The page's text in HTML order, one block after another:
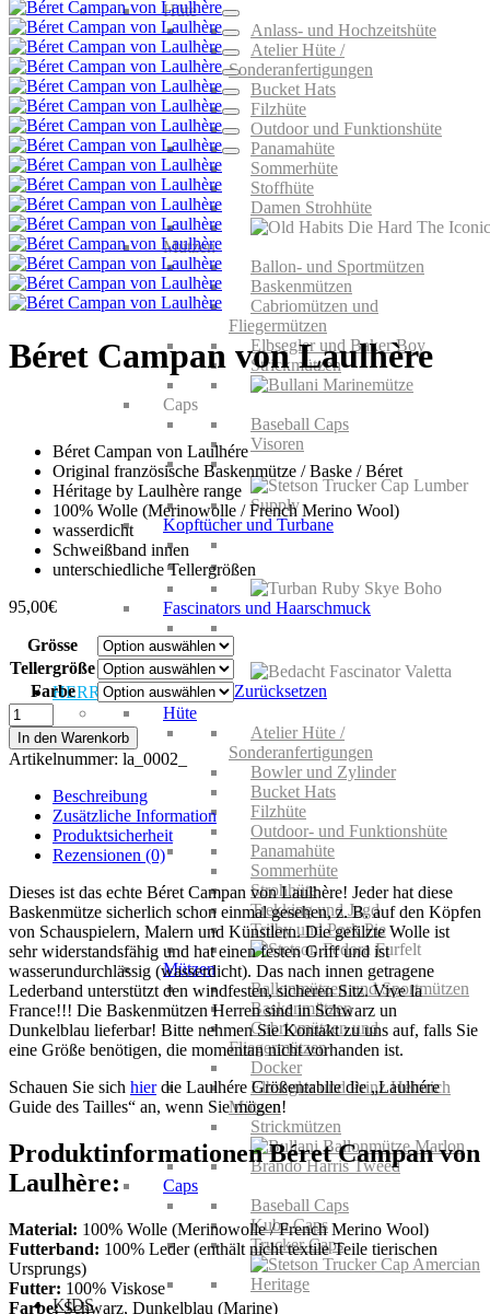
Hüte
Anlass- und Hochzeitshüte
Atelier Hüte /
Sonderanfertigungen
Bucket Hats
Filzhüte
Outdoor und Funktionshüte
Panamahüte
Sommerhüte
Stoffhüte
Damen Strohhüte
Mützen
Ballon- und Sportmützen
Baskenmützen
Cabriomützen und
Fliegermützen
Elbsegler und Baker Boy
Strickmützen
Caps
Baseball Caps
Visoren
Kopftücher und Turbane
Fascinators und Haarschmuck
HERREN
Hüte
Atelier Hüte /
Sonderanfertigungen
Bowler und Zylinder
Bucket Hats
Filzhüte
Outdoor- und Funktionshüte
Panamahüte
Sommerhüte
Strohhüte
Trekking und Jagd
Trilby und Pork Pie
Mützen
Ballonmützen und Sportmützen
Baskenmützen
Cabriomützen und
Fliegermützen
Docker
Elbsegler und Prinz Heinrich
Mützen
Strickmützen
Caps
Baseball Caps
Kuba Caps
Trucker Caps
KIDS
Béret Campan von Laulhère
Béret Campan von Laulhére
Original französische Baskenmütze / Baske / Béret
Héritage by Laulhère range
100% Wolle (Merinowolle / French Merino Wool)
wasserdicht
Schweißband innen
unterschiedliche Tellergrößen
95,00€
Grösse
Tellergröße
Farbe
Zurücksetzen
Béret
Campan
von
Laulhère
Menge
In den Warenkorb
Artikelnummer: la_0002_
Beschreibung
Zusätzliche Information
Produktsicherheit
Rezensionen (0)
Dieses ist das echte Béret Campan von Laulhère! Jeder hat diese
Baskenmütze sicherlich schon einmal gesehen, z. B. auf den Köpfen
von Schauspielern, Malern und Künstlern. Die gefilzte Wolle ist
sehr widerstandsfähig und hat einen festen Griff und ist
wasserundurchlässig (wasserdicht). Das nach innen getragene
Lederband unterstützt den windfesten, sicheren Sitz. Vive la
France!!! Die Baskenmützen Herren sind in Schwarz un
Dunkelblau lieferbar! Bitte nehmen Sie Kontakt zu uns auf, falls Sie
eine Größe benötigen, die momentan nicht vorhanden ist.
Schauen Sie sich hierdie Laulhére Größentablle die „Laulhére
Guide des Tailles“ an, wenn Sie mögen!
Produktinformationen Béret Campan von
Laulhère:
Material: 100% Wolle (Merinowolle / French Merino Wool)
Futterband: 100% Leder (enthält nicht textile Teile tierischen
Ursprungs)
Futter: 100% Viskose
Farbe:Schwarz, Dunkelblau (Marine)